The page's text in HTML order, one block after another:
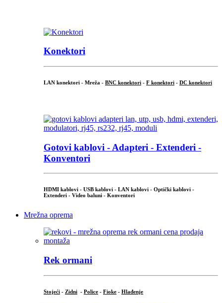
Konektori
LAN konektori - Mreža - BNC konektori - F konektori - DC konektori
Gotovi kablovi - Adapteri - Extenderi -
Konventori
HDMI kablovi - USB kablovi - LAN kablovi - Optički kablovi -
Extenderi - Video baluni - Konventori
Mrežna oprema
Rek ormani
Stojeći - Zidni - Police - Fioke - Hlađenje